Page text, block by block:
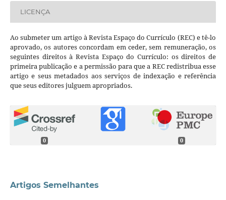
LICENÇA
Ao submeter um artigo à Revista Espaço do Currículo (REC) e tê-lo
aprovado, os autores concordam em ceder, sem remuneração, os
seguintes direitos à Revista Espaço do Currículo: os direitos de
primeira publicação e a permissão para que a REC redistribua esse
artigo e seus metadados aos serviços de indexação e referência
que seus editores julguem apropriados.
0 0
Artigos Semelhantes